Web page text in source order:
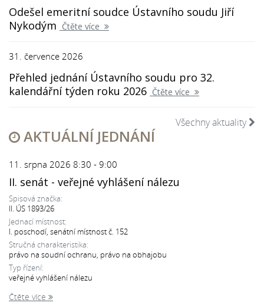
Odešel emeritní soudce Ústavního soudu Jiří
Nykodým Čtěte více
31. července 2026
Přehled jednání Ústavního soudu pro 32.
kalendářní týden roku 2026 Čtěte více
Všechny aktuality
AKTUÁLNÍ JEDNÁNÍ
11. srpna 2026 8:30 - 9:00
II. senát - veřejné vyhlášení nálezu
Spisová značka:
II. ÚS 1893/26
Jednací místnost:
I. poschodí, senátní místnost č. 152
Stručná charakteristika:
právo na soudní ochranu, právo na obhajobu
Typ řízení:
veřejné vyhlášení nálezu
Čtěte více